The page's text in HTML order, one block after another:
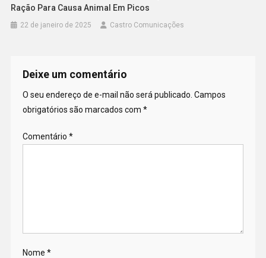
Ração Para Causa Animal Em Picos
22 de janeiro de 2025 Castro Comunicações
Deixe um comentário
O seu endereço de e-mail não será publicado. Campos
obrigatórios são marcados com *
Comentário *
Nome *